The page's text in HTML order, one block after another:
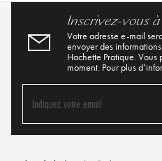
Inscrivez-vous
Votre adresse e-mail
envoyer des
Hachette Pratique. Vous
moment. Pour plus
Indiquez votre email